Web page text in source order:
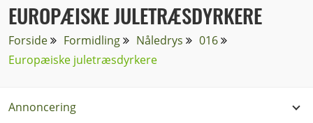
EUROPÆISKE JULETRÆSDYRKERE
Forside Formidling Nåledrys
016
Europæiske juletræsdyrkere
Annoncering